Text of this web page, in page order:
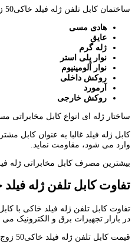
ساختمان کابل تلفن ژله فیلد خاکی50 زوج BFC از
هادی مسی
عایق
ژله گرم
نوار پلی استر
نوار آلومینیوم
روکش داخلی
آرمورد
روکش خارجی
ساختار ژله ای انواع کابل مخابراتی
کابل ژله فیلد غالبا به عنوان کابل
وارد می شود، مقاومت نماید.
بیشترین مصرف کابل مخابراتی ژله فیلد در سایز
تفاوت کابل تلفن ژله
تفاوت کابل تلفن ژله فیلد خاکی با
در بازار تجهیزات برق و الکترونیک
قیمت کابل تلفن ژله فیلد خاکی50 زوج را از تیم حرفه ای فروش آراد کابل، به صورت به روز دریافت کنید.